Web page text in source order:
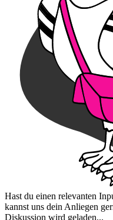
Hast du einen relevanten
kannst uns dein Anliegen
Diskussion wird geladen...